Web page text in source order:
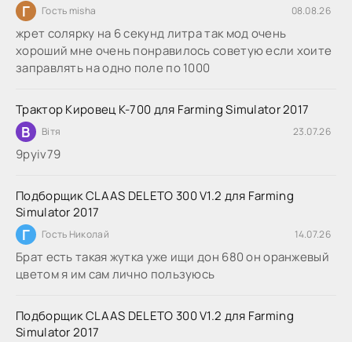
Г Гость misha 08.08.26
жрет солярку на 6 секунд литра так мод очень
хороший мне очень понравилось советую если хоите
заправлять на одно поле по 1000
Трактор Кировец К-700 для Farming Simulator 2017
В Вітя 23.07.26
9руіv79
Подборщик CLAAS DELETO 300 V1.2 для Farming
Simulator 2017
Г Гость Николай 14.07.26
Брат есть такая жутка уже ищи дон 680 он оранжевый
цветом я им сам лично пользуюсь
Подборщик CLAAS DELETO 300 V1.2 для Farming
Simulator 2017